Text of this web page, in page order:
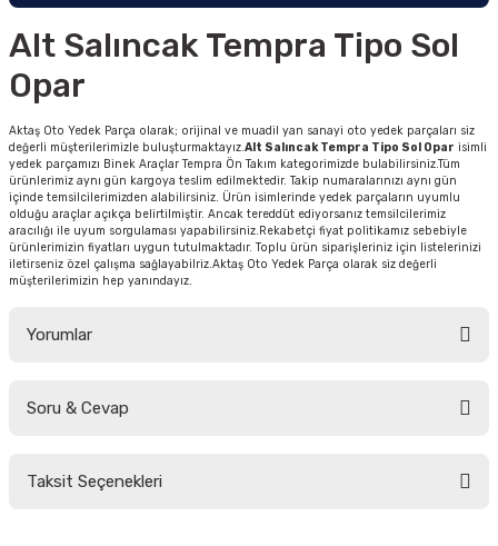
Alt Salıncak Tempra Tipo Sol
Opar
Aktaş Oto Yedek Parça olarak; orijinal ve muadil yan sanayi oto yedek parçaları siz
değerli müşterilerimizle buluşturmaktayız.Alt Salıncak Tempra Tipo Sol Opar isimli
yedek parçamızı Binek Araçlar Tempra Ön Takım kategorimizde bulabilirsiniz.Tüm
ürünlerimiz aynı gün kargoya teslim edilmektedir. Takip numaralarınızı aynı gün
içinde temsilcilerimizden alabilirsiniz. Ürün isimlerinde yedek parçaların uyumlu
olduğu araçlar açıkça belirtilmiştir. Ancak tereddüt ediyorsanız temsilcilerimiz
aracılığı ile uyum sorgulaması yapabilirsiniz.Rekabetçi fiyat politikamız sebebiyle
ürünlerimizin fiyatları uygun tutulmaktadır. Toplu ürün siparişleriniz için listelerinizi
iletirseniz özel çalışma sağlayabilriz.Aktaş Oto Yedek Parça olarak siz değerli
müşterilerimizin hep yanındayız.
Yorumlar
Soru & Cevap
Taksit Seçenekleri